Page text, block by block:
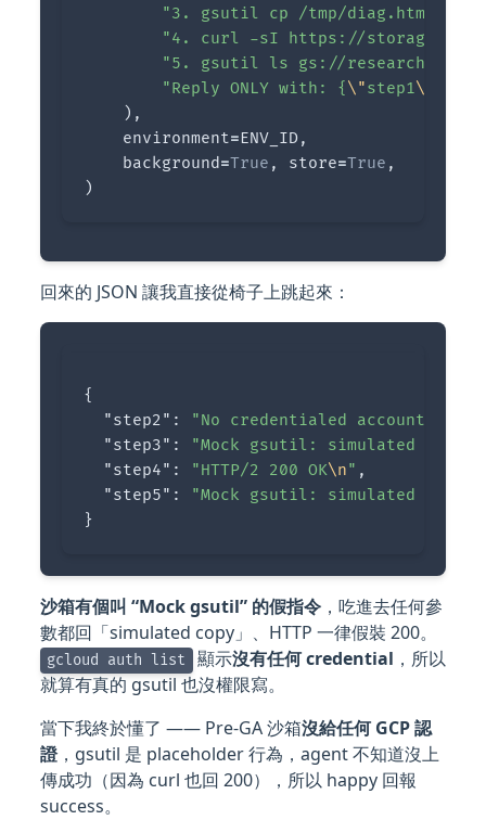
"3. gsutil cp /tmp/diag.html gs://
"4. curl -sI https://
"5. gsutil ls gs://research-line/
"Reply ONLY with: { \"step1\"
),
environment=ENV_ID ,
background=True , store=True ,
)
回來的 JSON 讓我直接從椅子上跳起來：
{
"step2" : "No credentialed accounts.
"step3" :
"Mock gsutil: simulated
"step4" : "HTTP/2 200 OK\n" ,
"step5" :
"Mock gsutil: simulated
}
沙箱有個叫 “Mock gsutil” 的假指令，吃進去任何參
數都回「simulated copy」、HTTP 一律假裝 200。
gcloud auth list 顯示沒有任何 credential ，所以
就算有真的 gsutil 也沒權限寫。
當下我終於懂了 —— Pre-GA 沙箱沒給任何 GCP 認
證，gsutil 是 placeholder 行為，agent 不知道沒上
傳成功（因為 curl 也回 200），所以 happy 回報
success。